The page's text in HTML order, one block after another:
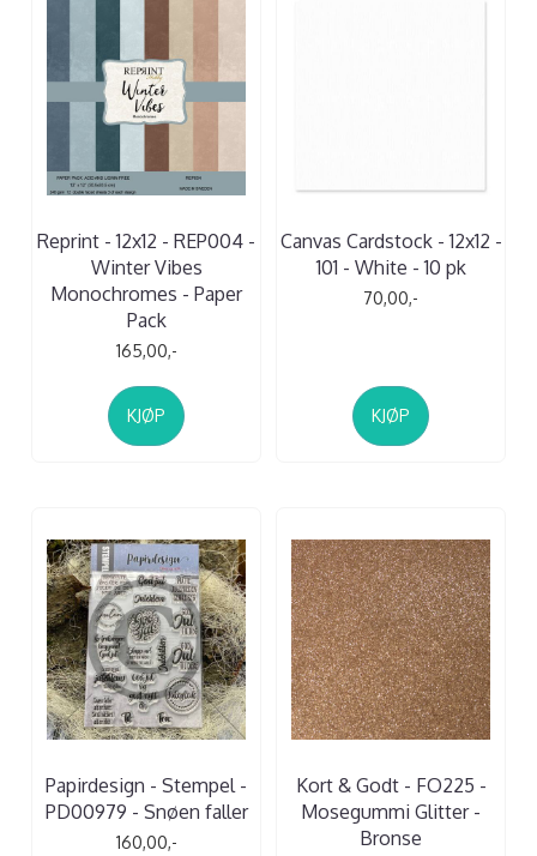
Reprint - 12x12 - REP004 -
Winter Vibes
Monochromes - Paper
Pack
165,00,-
KJØP
Canvas Cardstock - 12x12 -
101 - White - 10 pk
70,00,-
KJØP
Papirdesign - Stempel -
PD00979 - Snøen faller
160,00,-
Kort & Godt - FO225 -
Mosegummi Glitter -
Bronse